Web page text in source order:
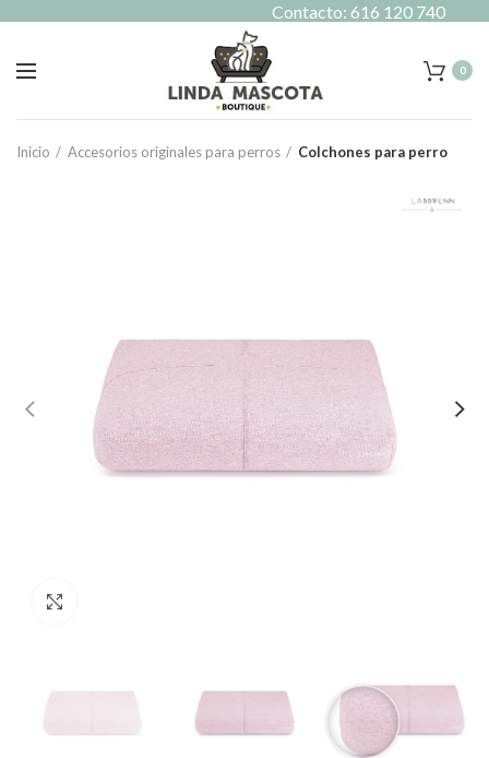
0
Inicio Accesorios originales para perros Colchones para perro
Contacto: 616 120 740